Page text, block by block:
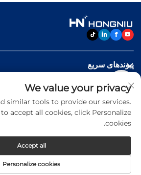
پیوندهای سریع
محصولات
با ما تماس بگیرید
Hongniu Machinery Equipment
We value your privacy
similar tools to provide our services.
accept all cookies, click Personalize
cookies.
Personalize cookies
Accept all